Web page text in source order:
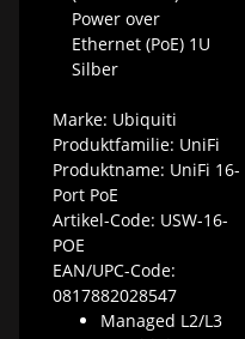
Power over
Ethernet (PoE) 1U
Silber
Slide 1 of 5
Marke: Ubiquiti
Produktfamilie: UniFi
Produktname: UniFi 16-
Port PoE
Artikel-Code: USW-16-
POE
EAN/UPC-Code:
0817882028547
Managed L2/L3